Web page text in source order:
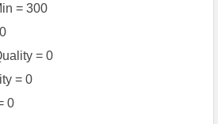
= 300
= 0
= 0
0